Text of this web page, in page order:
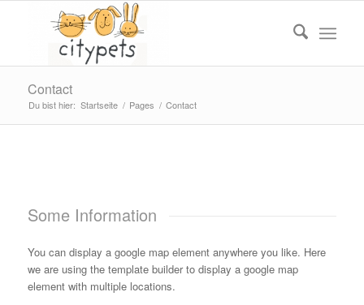
Contact
Du bist hier: Startseite / Pages / Contact
Some Information
You can display a google map element anywhere you like. Here
we are using the template builder to display a google map
element with multiple locations.